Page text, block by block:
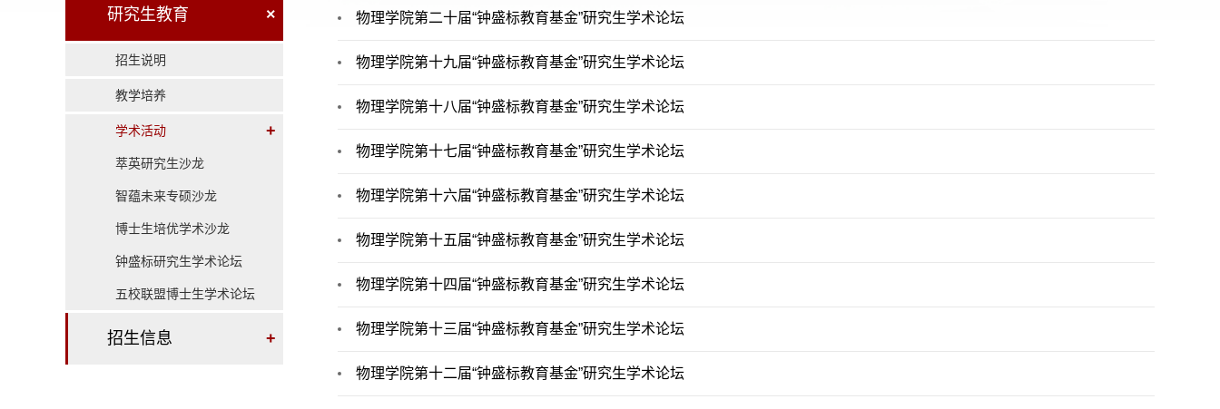
研究生教育 ×
招生说明
教学培养
学术活动 +
萃英研究生沙龙
智蕴未来专硕沙龙
博士生培优学术沙龙
钟盛标研究生学术论坛
五校联盟博士生学术论坛
招生信息 +
物理学院第二十届“钟盛标教育基金”研究生学术论坛
物理学院第十九届“钟盛标教育基金”研究生学术论坛
物理学院第十八届“钟盛标教育基金”研究生学术论坛
物理学院第十七届“钟盛标教育基金”研究生学术论坛
物理学院第十六届“钟盛标教育基金”研究生学术论坛
物理学院第十五届“钟盛标教育基金”研究生学术论坛
物理学院第十四届“钟盛标教育基金”研究生学术论坛
物理学院第十三届“钟盛标教育基金”研究生学术论坛
物理学院第十二届“钟盛标教育基金”研究生学术论坛